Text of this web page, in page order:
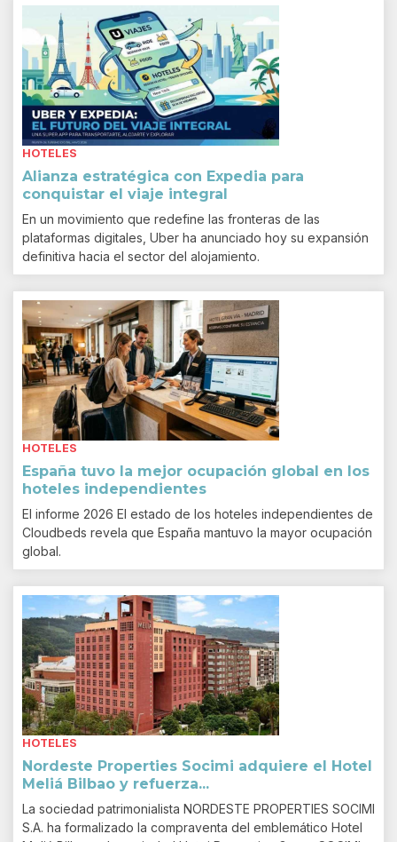
HOTELES
Alianza estratégica con Expedia para
conquistar el viaje integral
En un movimiento que redefine las fronteras de las
plataformas digitales, Uber ha anunciado hoy su expansión
definitiva hacia el sector del alojamiento.
HOTELES
España tuvo la mejor ocupación global en los
hoteles independientes
El informe 2026 El estado de los hoteles independientes de
Cloudbeds revela que España mantuvo la mayor ocupación
global.
HOTELES
Nordeste Properties Socimi adquiere el Hotel
Meliá Bilbao y refuerza...
La sociedad patrimonialista NORDESTE PROPERTIES SOCIMI
S.A. ha formalizado la compraventa del emblemático Hotel